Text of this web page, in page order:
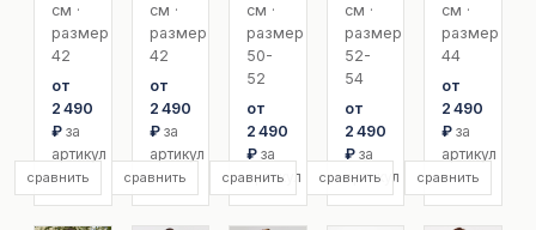
сравнить
см ·
размер
42
от
2 490
₽ за
артикул
сравнить
см ·
размер
42
от
2 490
₽ за
артикул
сравнить
см ·
размер
50-
52
от
2 490
₽за
артикул
сравнить
см ·
размер
52-
54
от
2 490
₽ за
артикул
сравнить
см ·
размер
44
от
2 490
₽за
артикул